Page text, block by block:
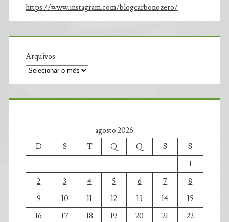
https://www.instagram.com/blogcarbonozero/
Arquivos
agosto 2026
D
S T Q Q S
S
1
2
3 4 5 6 7
8
9
10 11 12 13 14
15
16
17 18 19 20 21
22